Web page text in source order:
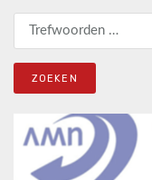
Zoeken naar: